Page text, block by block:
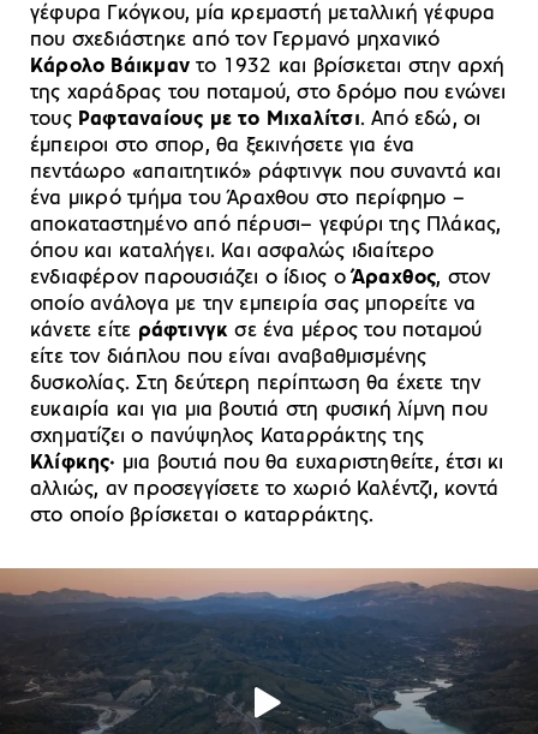
γέφυρα Γκόγκου, μία κρεμαστή μεταλλική γέφυρα
που σχεδιάστηκε από τον Γερμανό μηχανικό
Κάρολο Βάικμαντο 1932 και βρίσκεται στην αρχή
της χαράδρας του ποταμού, στο δρόμο που ενώνει
τους Ραφταναίους με το Μιχαλίτσι. Από εδώ, οι
έμπειροι στο σπορ, θα ξεκινήσετε για ένα
πεντάωρο «απαιτητικό» ράφτινγκ που συναντά και
ένα μικρό τμήμα του Άραχθου στο περίφημο –
αποκαταστημένο από πέρυσι– γεφύρι της Πλάκας,
όπου και καταλήγει. Και ασφαλώς ιδιαίτερο
ενδιαφέρον παρουσιάζει ο ίδιος οΆραχθος, στον
οποίο ανάλογα με την εμπειρία σας μπορείτε να
κάνετε είτε ράφτινγκσε ένα μέρος του ποταμού
είτε τον διάπλου που είναι αναβαθμισμένης
δυσκολίας. Στη δεύτερη περίπτωση θα έχετε την
ευκαιρία και για μια βουτιά στη φυσική λίμνη που
σχηματίζει ο πανύψηλος Καταρράκτης της
Κλίφκης· μια βουτιά που θα ευχαριστηθείτε, έτσι κι
αλλιώς, αν προσεγγίσετε το χωριό Καλέντζι, κοντά
στο οποίο βρίσκεται ο καταρράκτης.